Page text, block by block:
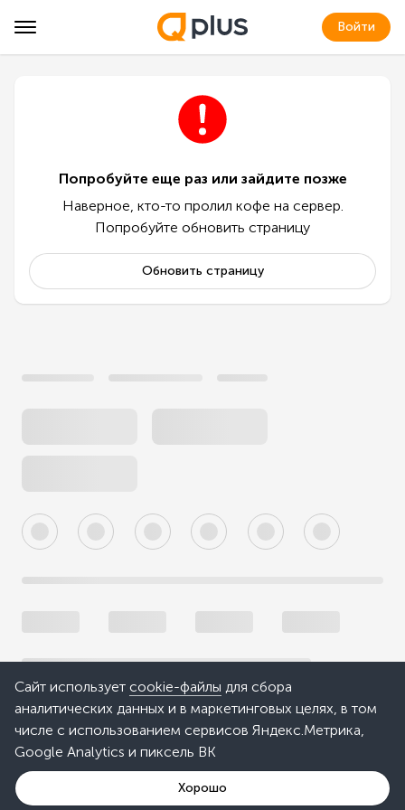
Сайт использует cookie-файлы для сбора
аналитических данных и в маркетинговых целях, в том
числе с использованием сервисов Яндекс.Метрика,
Google Analytics и пиксель ВК
Хорошо
Войти
Попробуйте еще раз или зайдите позже
Наверное, кто-то пролил кофе на сервер.
Попробуйте обновить страницу
Обновить страницу